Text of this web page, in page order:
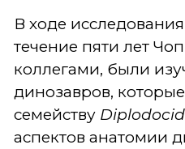
В ходе
течение пяти лет
коллегами, были
динозавров,
семейству
аспектов анатомии